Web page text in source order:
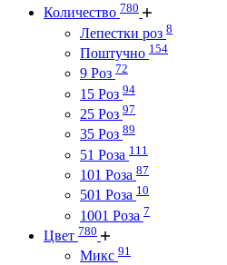
Количество 780
Лепестки роз 8
Поштучно 154
9 Роз 72
15 Роз 94
25 Роз 97
35 Роз 89
51 Роза 111
101 Роза 87
501 Роза 10
1001 Роза 7
Цвет 780
Микс 91